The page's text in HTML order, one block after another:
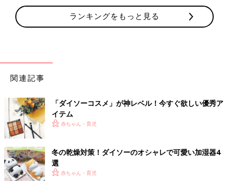
ランキングをもっと見る
関連記事
「ダイソーコスメ」が神レベル！今すぐ欲しい優秀ア
イテム
赤ちゃん・育児
冬の乾燥対策！ダイソーのオシャレで可愛い加湿器4
選
赤ちゃん・育児